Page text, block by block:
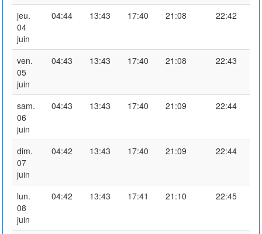
jeu.
04
juin
04:44 13:43 17:40 21:08 22:42
ven.
05
juin
04:43 13:43 17:40 21:08 22:43
sam.
06
juin
04:43 13:43 17:40 21:09 22:44
dim.
07
juin
04:42 13:43 17:40 21:09 22:44
lun.
08
juin
04:42 13:43 17:41 21:10 22:45